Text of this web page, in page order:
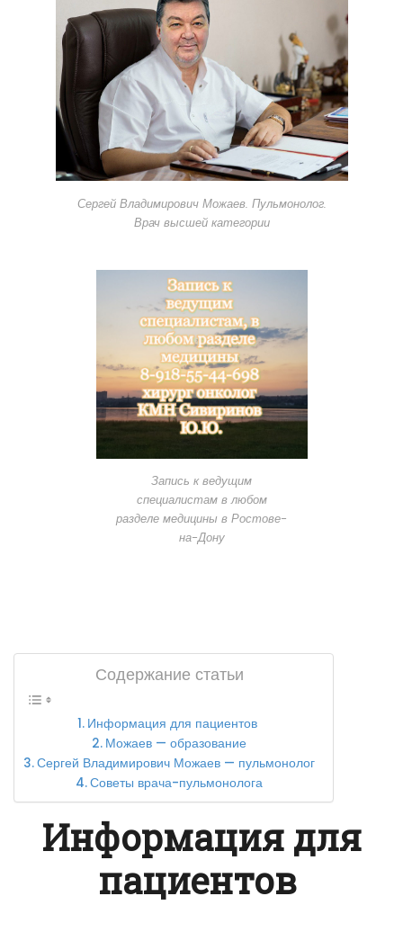
Сергей Владимирович Можаев. Пульмонолог.
Врач высшей категории
Запись к ведущим
специалистам в любом
разделе медицины в Ростове-
на-Дону
Содержание статьи
Информация для пациентов
Можаев — образование
Сергей Владимирович Можаев — пульмонолог
Советы врача-пульмонолога
Информация для
пациентов